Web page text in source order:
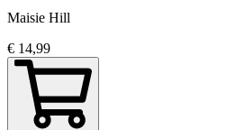
Maisie Hill
€ 14,99